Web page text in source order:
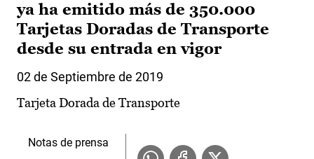
ya ha emitido más de 350.000
Tarjetas Doradas de Transporte
desde su entrada en vigor
02 de Septiembre de 2019
Tarjeta Dorada de Transporte
Notas de prensa